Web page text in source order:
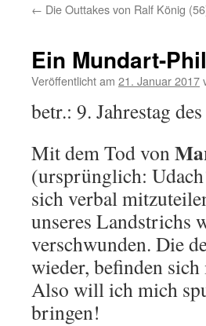
← Die Outtakes von Ralf König
Ein Mundart-
Veröffentlicht am 21. Januar 2017
betr.: 9. Jahrestag
Mit dem Tod von
(ursprünglich:
sich verbal
unseres Landstrichs
verschwunden. Die
wieder, befinden
Also will ich mich
bringen!